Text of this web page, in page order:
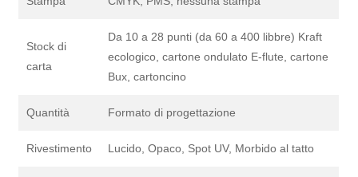
Stock di
carta
Da 10 a 28 punti (da 60 a 400 libbre) Kraft
ecologico, cartone ondulato E-flute, cartone
Bux, cartoncino
Quantità Formato di progettazione
Rivestimento Lucido, Opaco, Spot UV, Morbido al tatto